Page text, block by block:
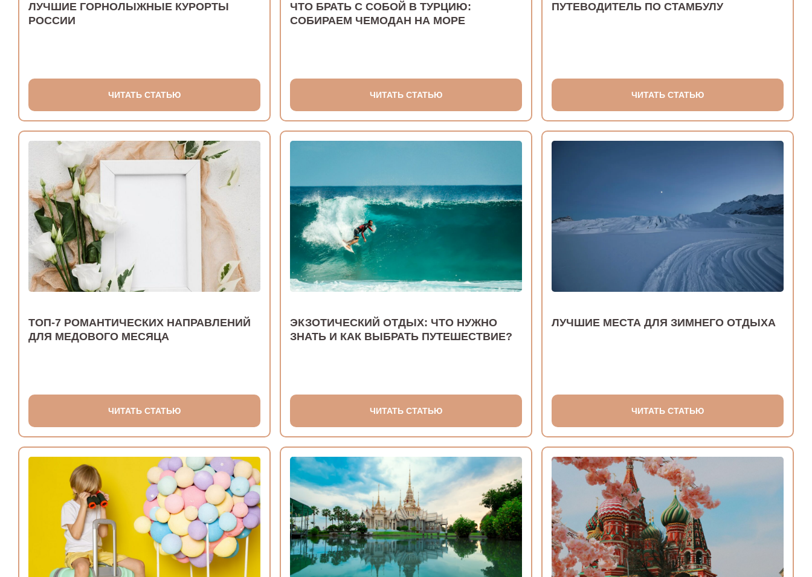
ЛУЧШИЕ ГОРНОЛЫЖНЫЕ КУРОРТЫ
РОССИИ
ЧИТАТЬ СТАТЬЮ
ЧТО БРАТЬ С СОБОЙ В ТУРЦИЮ:
СОБИРАЕМ ЧЕМОДАН НА МОРЕ
ЧИТАТЬ СТАТЬЮ
ПУТЕВОДИТЕЛЬ ПО СТАМБУЛУ
ЧИТАТЬ СТАТЬЮ
ТОП-7 РОМАНТИЧЕСКИХ НАПРАВЛЕНИЙ
ДЛЯ МЕДОВОГО МЕСЯЦА
ЧИТАТЬ СТАТЬЮ
ЭКЗОТИЧЕСКИЙ ОТДЫХ: ЧТО НУЖНО
ЗНАТЬ И КАК ВЫБРАТЬ ПУТЕШЕСТВИЕ?
ЧИТАТЬ СТАТЬЮ
ЛУЧШИЕ МЕСТА ДЛЯ ЗИМНЕГО ОТДЫХА
ЧИТАТЬ СТАТЬЮ